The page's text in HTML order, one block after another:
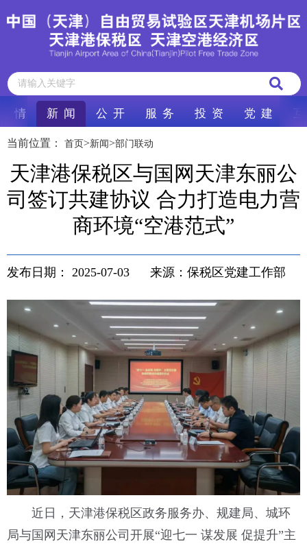
情 新 闻 公 开 服 务 投 资 党 建
当前位置： 首页>新闻>部门联动
天津港保税区与国网天津东丽公
司签订共建协议​ 合力打造电力营
商环境“空港范式”
发布日期： 2025-07-03 来源：保税区党建工作部
近日，天津港保税区政务服务办、规建局、城环
局与国网天津东丽公司开展“迎七一 谋发展 促提升”主